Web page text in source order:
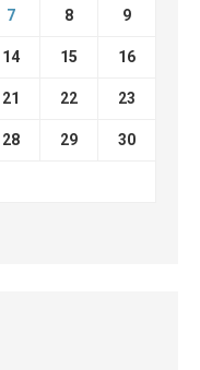
7 8 9
14 15 16
21 22 23
28 29 30